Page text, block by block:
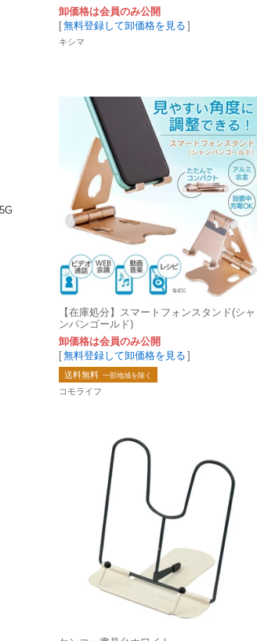
ネズミ 木雑貨
卸価格は会員のみ公開
[無料登録して卸価格を見る ]
キシマ
【在庫処分】スマートフォンスタンド(シャ
ンパンゴールド)
卸価格は会員のみ公開
[無料登録して卸価格を見る ]
送料無料 一部地域を除く
コモライフ